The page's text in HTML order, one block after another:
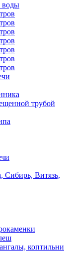
воды
трубой
Сибирь, Витязь,
коптильни